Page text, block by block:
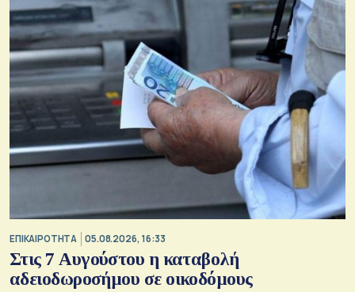
ΕΠΙΚΑΙΡΟΤΗΤΑ 05.08.2026, 16:33
Στις 7 Αυγούστου η καταβολή
αδειοδωροσήμου σε οικοδόμους